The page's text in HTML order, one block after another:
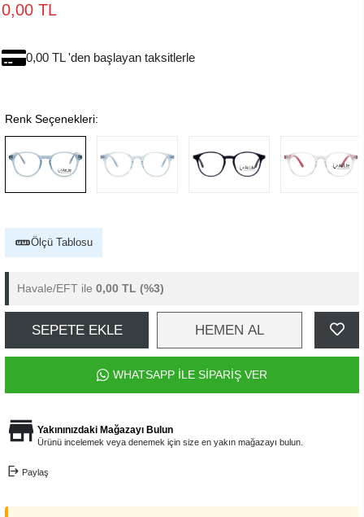
0,00 TL
0,00 TL 'den başlayan taksitlerle
Renk Seçenekleri:
Ölçü Tablosu
Havale/EFT ile 0,00 TL (%3)
SEPETE EKLE HEMEN AL
WHATSAPP İLE SİPARİŞ VER
Yakınınızdaki Mağazayı Bulun
Ürünü incelemek veya denemek için size en yakın mağazayı bulun.
Paylaş